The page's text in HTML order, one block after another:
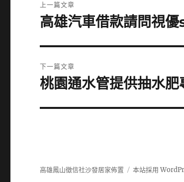
章
上一篇文章
上
篇
文
章:
高雄汽車借款請問視
下一篇文章
下
篇
桃園通水管提供抽水
高雄鳳山徵信社沙發居家佈置 本站採用